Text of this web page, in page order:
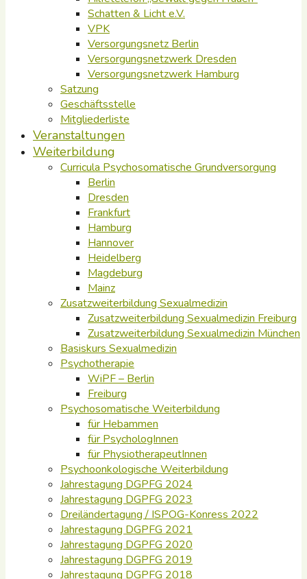
Schatten & Licht e.V.
VPK
Versorgungsnetz Berlin
Versorgungsnetzwerk Dresden
Versorgungsnetzwerk Hamburg
Satzung
Geschäftsstelle
Mitgliederliste
Veranstaltungen
Weiterbildung
Curricula Psychosomatische Grundversorgung
Berlin
Dresden
Frankfurt
Hamburg
Hannover
Heidelberg
Magdeburg
Mainz
Zusatzweiterbildung Sexualmedizin
Zusatzweiterbildung Sexualmedizin Freiburg
Zusatzweiterbildung Sexualmedizin München
Basiskurs Sexualmedizin
Psychotherapie
WiPF – Berlin
Freiburg
Psychosomatische Weiterbildung
für Hebammen
für PsychologInnen
für PhysiotherapeutInnen
Psychoonkologische Weiterbildung
Jahrestagung DGPFG 2024
Jahrestagung DGPFG 2023
Dreiländertagung / ISPOG-Konress 2022
Jahrestagung DGPFG 2021
Jahrestagung DGPFG 2020
Jahrestagung DGPFG 2019
Jahrestagung DGPFG 2018